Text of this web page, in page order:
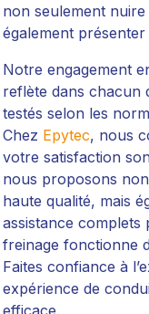
non seulement
également
Notre engagement
reflète dans chacun
testés selon les
Chez Epytec, nous
votre satisfaction
nous proposons
haute qualité, mais
assistance
freinage fonctionne
Faites confiance à
expérience de